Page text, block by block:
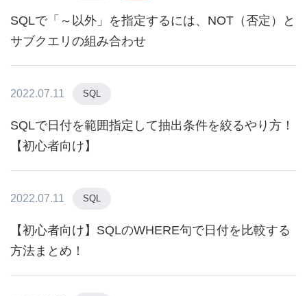
SQLで「～以外」を指定するには、NOT（否定）と
サブクエリの組み合わせ
2022.07.11 SQL
SQLで日付を範囲指定して抽出条件を絞るやり方！
【初心者向け】
2022.07.11 SQL
【初心者向け】SQLのWHERE句で日付を比較する
方法まとめ！